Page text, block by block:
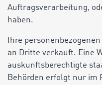
Auftragsverarbeitung,
haben.
Ihre
an Dritte verkauft. Eine
auskunftsberechtigte
Behörden erfolgt nur im